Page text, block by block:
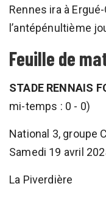
Rennes ira à
l’antépénultième
Feuille de
STADE RENNAIS
mi-temps : 0 - 0)
National 3, groupe
Samedi 19 avril
La Piverdière